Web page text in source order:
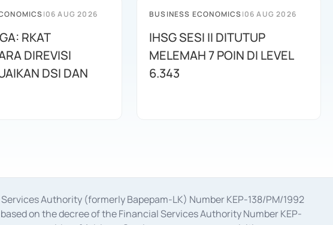
|06 AUG 2026
RKAT
DIREVISI
DSI DAN
BUSINESS ECONOMICS|06 AUG 2026
IHSG SESI II DITUTUP
MELEMAH 7 POIN DI LEVEL
6.343
Authority (formerly Bapepam-LK) Number KEP-138/PM/1992
on the decree of the Financial Services Authority Number KEP-